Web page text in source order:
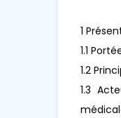
1
1.1
1.2
1.3